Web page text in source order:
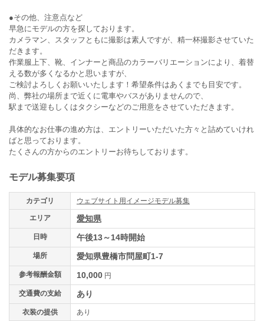
●その他、注意点など
早急にモデルの方を探しております。
カメラマン、スタッフともに撮影は素人ですが、精一杯撮影させていた
だきます。
作業服上下、靴、インナーと商品のカラーバリエーションにより、着替
える数が多くなるかと思いますが、
ご検討よろしくお願いいたします！希望条件はあくまでも目安です。
尚、弊社の場所まで近くに電車やバスがありませんので、
駅まで送迎もしくはタクシーなどのご用意をさせていただきます。
具体的なお仕事の進め方は、エントリーいただいた方々と詰めていけれ
ばと思っております。
たくさんの方からのエントリーお待ちしております。
モデル募集要項
カテゴリ ウェブサイト用イメージモデル募集
エリア 愛知県
日時 午後13～14時開始
場所 愛知県豊橋市問屋町1-7
参考報酬金額 10,000 円
交通費の支給 あり
衣装の提供 あり